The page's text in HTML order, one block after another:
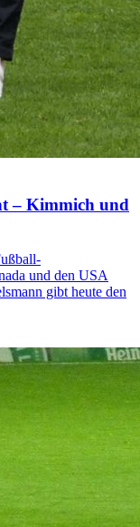
– Kimmich und
und den USA
gibt heute den